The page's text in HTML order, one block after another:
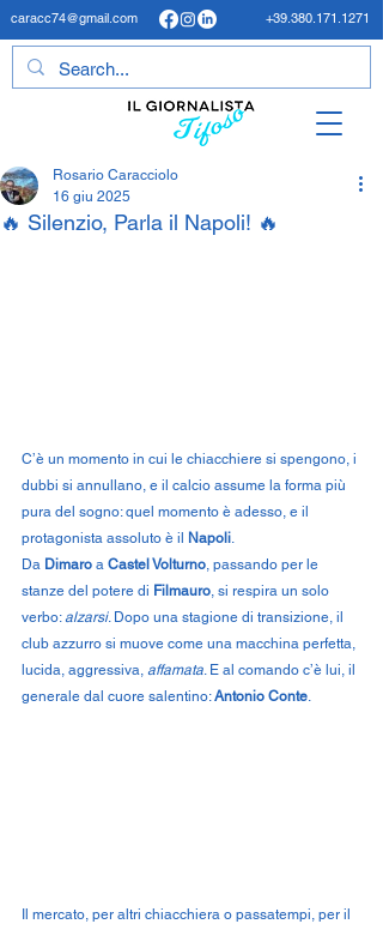
caracc74@gmail.com +39.380.171.1271
🔥 Silenzio, Parla il Napoli! 🔥
Rosario Caracciolo
16 giu 2025
C’è un momento in cui le chiacchiere si spengono, i
dubbi si annullano, e il calcio assume la forma più
pura del sogno: quel momento è adesso, e il
protagonista assoluto è il Napoli
Da Dimaro a Castel Volturno , passando per le
stanze del potere di Filmauro , si respira un solo
verbo: alzarsi. Dopo una stagione di transizione, il
club azzurro si muove come una macchina perfetta,
lucida, aggressiva, affamata . E al comando c’è lui, il
generale dal cuore salentino: Antonio Conte
Il mercato, per altri chiacchiera o passatempi, per il